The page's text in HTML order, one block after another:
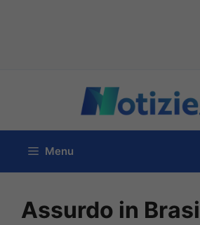
contenuto
Menu
Assurdo in